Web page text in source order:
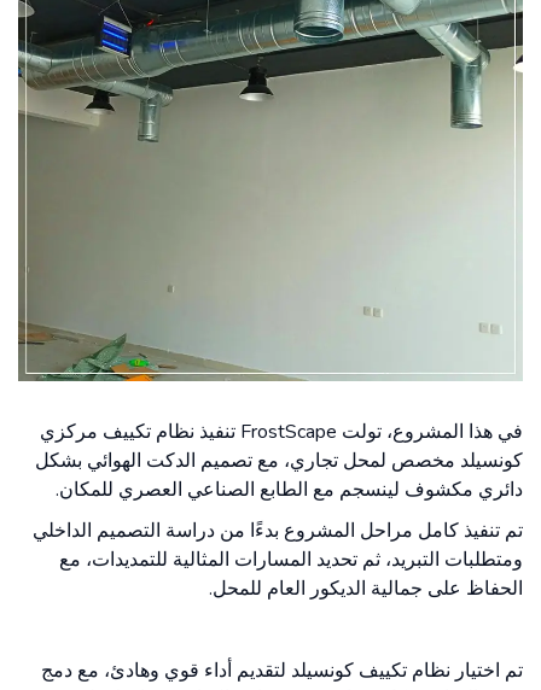
في هذا المشروع، تولت FrostScape تنفيذ نظام تكييف مركزي
كونسيلد مخصص لمحل تجاري، مع تصميم الدكت الهوائي بشكل
دائري مكشوف لينسجم مع الطابع الصناعي العصري للمكان.
تم تنفيذ كامل مراحل المشروع بدءًا من دراسة التصميم الداخلي
ومتطلبات التبريد، ثم تحديد المسارات المثالية للتمديدات، مع
الحفاظ على جمالية الديكور العام للمحل.
تم اختيار نظام تكييف كونسيلد لتقديم أداء قوي وهادئ، مع دمج